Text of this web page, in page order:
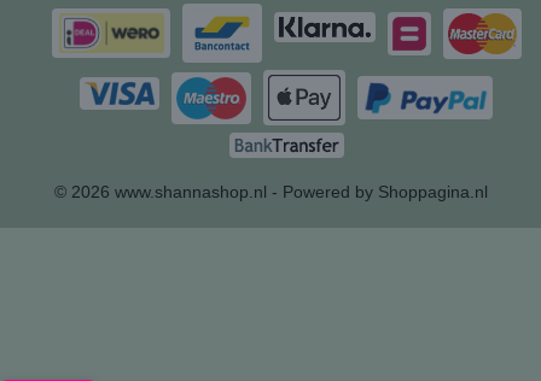
© 2026 www.shannashop.nl - Powered by Shoppagina.nl